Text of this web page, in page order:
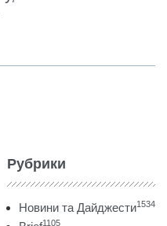
Рубрики
Новини та Дайджести1534
1105